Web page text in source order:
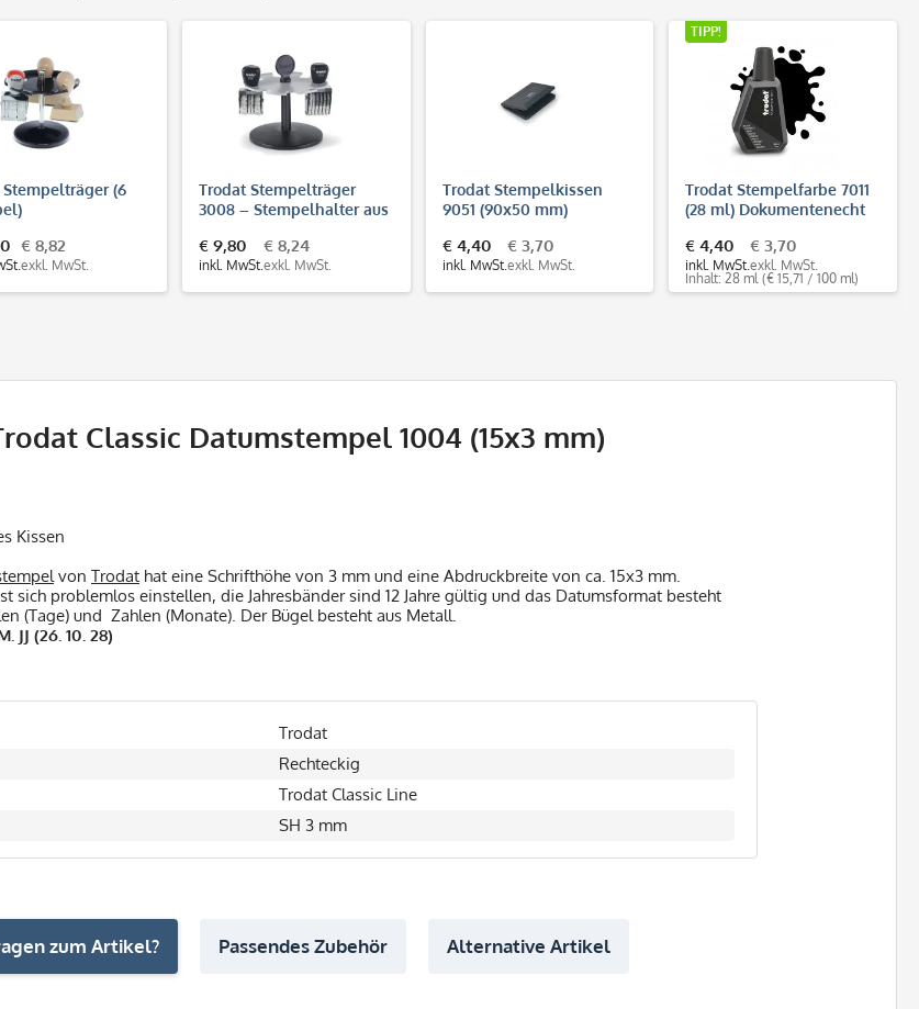
Stempelträger (6
€ 8,82
exkl. MwSt.
Trodat Stempelträger
3008 – Stempelhalter aus
Handstempel
€ 9,80
inkl. MwSt.
€ 8,24
exkl. MwSt.
Trodat Stempelkissen
9051 (90x50 mm)
11798)
€ 4,40
inkl. MwSt.
€ 3,70
exkl. MwSt.
TIPP!
Trodat Stempelfarbe 7011
(28 ml) Dokumentenecht
€ 4,40
inkl. MwSt.
€ 3,70
exkl. MwSt.
Inhalt: 28 ml (€ 15,71 / 100 ml)
Classic Datumstempel 1004 (15x3 mm)
Kissen
von Trodat hat eine Schrifthöhe von 3 mm und eine Abdruckbreite von ca. 15x3 mm.
sich problemlos einstellen, die Jahresbänder sind 12 Jahre gültig und das Datumsformat besteht
(Tage) und Zahlen (Monate). Der Bügel besteht aus Metall.
JJ (26. 10. 28)
Trodat
Rechteckig
Trodat Classic Line
SH 3 mm
zum Artikel? Passendes Zubehör Alternative Artikel